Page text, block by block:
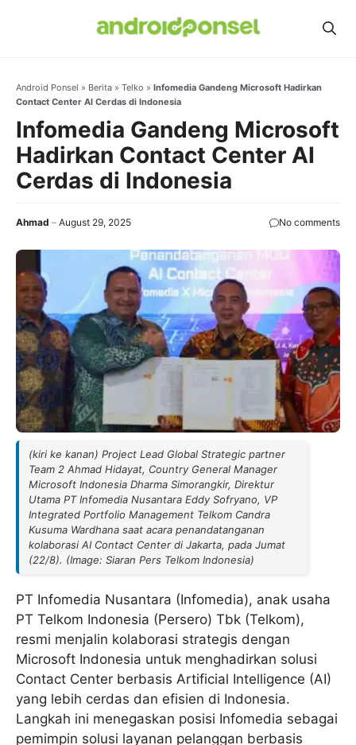
Android Ponsel » Berita » Telko » Infomedia Gandeng Microsoft Hadirkan
Contact Center AI Cerdas di Indonesia
Infomedia Gandeng Microsoft
Hadirkan Contact Center AI
Cerdas di Indonesia
Ahmad August 29, 2025 No comments
(kiri ke kanan) Project Lead Global Strategic partner
Team 2 Ahmad Hidayat, Country General Manager
Microsoft Indonesia Dharma Simorangkir, Direktur
Utama PT Infomedia Nusantara Eddy Sofryano, VP
Integrated Portfolio Management Telkom Candra
Kusuma Wardhana saat acara penandatanganan
kolaborasi AI Contact Center di Jakarta, pada Jumat
(22/8). (Image: Siaran Pers Telkom Indonesia)
PT Infomedia Nusantara (Infomedia), anak usaha
PT Telkom Indonesia (Persero) Tbk (Telkom),
resmi menjalin kolaborasi strategis dengan
Microsoft Indonesia untuk menghadirkan solusi
Contact Center berbasis Artificial Intelligence (AI)
yang lebih cerdas dan efisien di Indonesia.
Langkah ini menegaskan posisi Infomedia sebagai
pemimpin solusi layanan pelanggan berbasis